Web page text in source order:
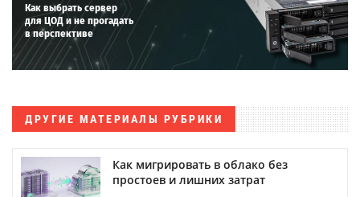
Как выбрать сервер
для ЦОД и не прогадать
в перспективе
ДРУГИЕ МАТЕРИАЛЫ РУБРИКИ
Как мигрировать в облако без
простоев и лишних затрат